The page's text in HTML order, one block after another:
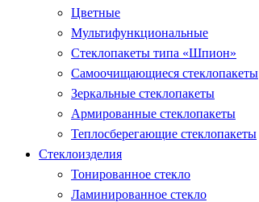
Цветные
Мультифункциональные
Стеклопакеты типа «Шпион»
Самоочищающиеся стеклопакеты
Зеркальные стеклопакеты
Армированные стеклопакеты
Теплосберегающие стеклопакеты
Стеклоизделия
Тонированное стекло
Ламинированное стекло